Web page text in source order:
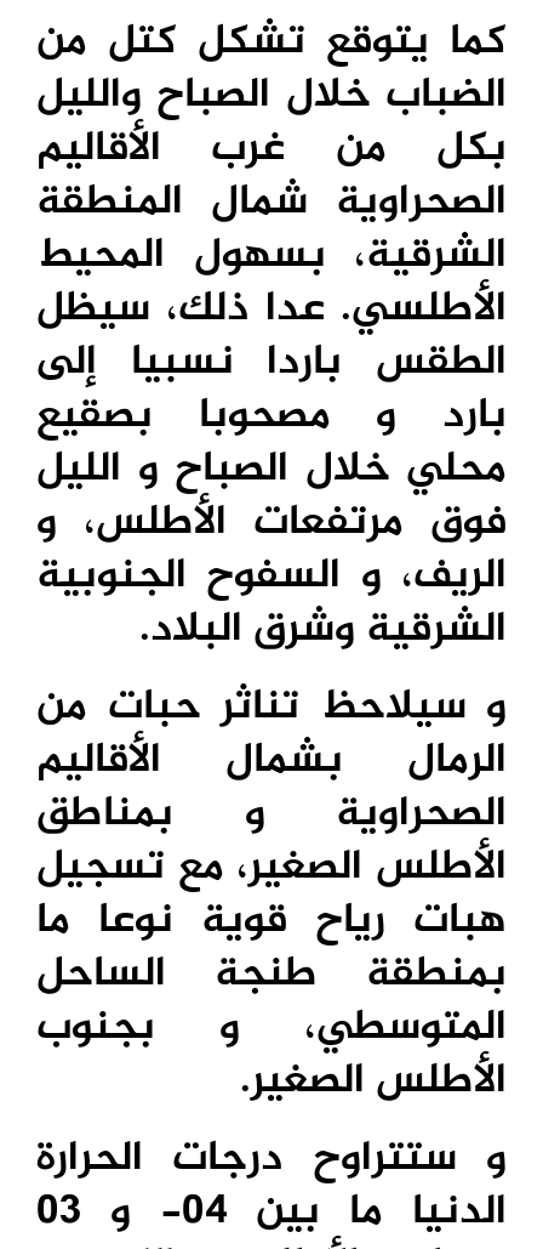
كما يتوقع تشكل كتل من
الضباب خلال الصباح والليل
بكل من غرب الأقاليم
الصحراوية شمال المنطقة
الشرقية، بسهول المحيط
الأطلسي. عدا ذلك، سيظل
الطقس باردا نسبيا إلى
بارد و مصحوبا بصقيع
محلي خلال الصباح و الليل
فوق مرتفعات الأطلس، و
الريف، و السفوح الجنوبية
الشرقية وشرق البلاد.
و سيلاحظ تناثر حبات من
الرمال بشمال الأقاليم
الصحراوية و بمناطق
الأطلس الصغير، مع تسجيل
هبات رياح قوية نوعا ما
بمنطقة طنجة الساحل
المتوسطي، و بجنوب
الأطلس الصغير.
و ستتراوح درجات الحرارة
الدنيا ما بين 04- و 03